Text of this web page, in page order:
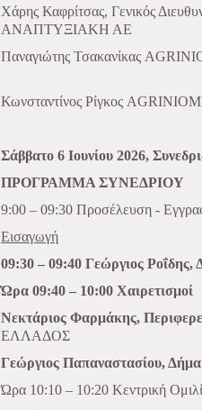
Χάρης Καφρίτσας, Γενικός
ΑΝΑΠΤΥΞΙΑΚΗ ΑΕ
Παναγιώτης Τσακανίκας
Κωνσταντίνος Ρίγκος
Σάββατο 6 Ιουνίου 2026,
ΠΡΟΓΡΑΜΜΑ ΣΥΝΕΔΡΙΟΥ
9:00 – 09:30 Προσέλευση -
Εισαγωγή
09:30 – 09:40 Γεώργιος
Ώρα 09:40 – 10:00 Χαιρετισμοί
Νεκτάριος Φαρμάκης,
ΕΛΛΑΔΟΣ
Γεώργιος Παπαναστασίου,
Ώρα 10:10 – 10:20 Κεντρική